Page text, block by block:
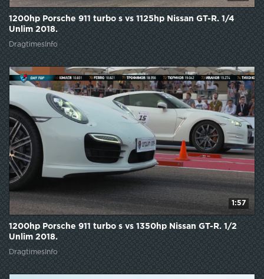
1200hp Porsche 911 turbo s vs 1125hp Nissan GT-R. 1/4
Unlim 2018.
DragtimesInfo
1:57
1200hp Porsche 911 turbo s vs 1350hp Nissan GT-R. 1/2
Unlim 2018.
DragtimesInfo